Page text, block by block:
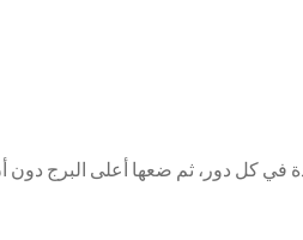
قطعة واحدة في كل دور، ثم ضعها أعلى البرج دون